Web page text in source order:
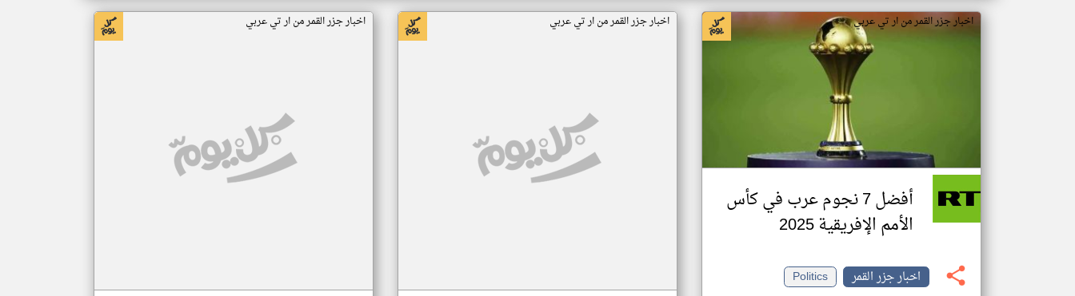
اخبار جزر القمر من ار تي عربي
أفضل 7 نجوم عرب في كأس
الأمم الإفريقية 2025
اخبار جزر القمر
Politics
اخبار جزر القمر من ار تي عربي اخبار جزر القمر من ار تي عربي